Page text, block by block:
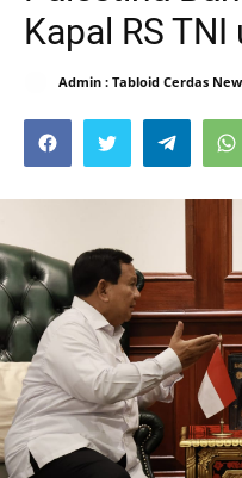
Kapal RS
Admin : Tabloid Cerdas